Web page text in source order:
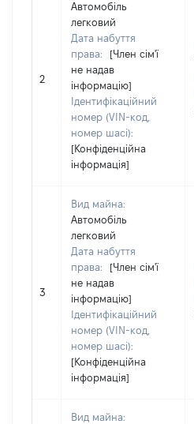
2
Автомобіль
легковий
Дата набуття
права:
[Член сім'ї
не надав
інформацію]
Ідентифікаційний
номер (VIN-код,
номер шасі):
[Конфіденційна
інформація]
3
Вид майна:
Автомобіль
легковий
Дата набуття
права:
[Член сім'ї
не надав
інформацію]
Ідентифікаційний
номер (VIN-код,
номер шасі):
[Конфіденційна
інформація]
Вид майна: